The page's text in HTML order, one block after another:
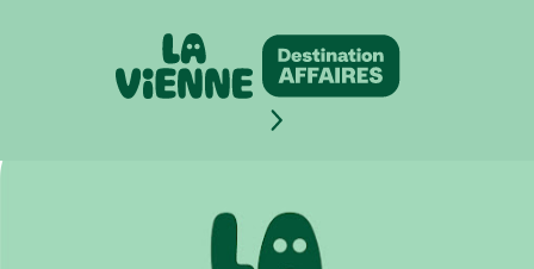
Panneau de gestion des cookies